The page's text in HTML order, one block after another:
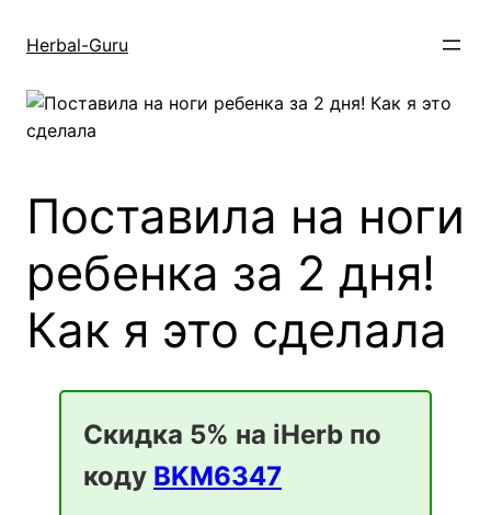
Herbal-Guru
Поставила на ноги
ребенка за 2 дня!
Как я это сделала
Скидка 5% на iHerb по
коду BKM6347